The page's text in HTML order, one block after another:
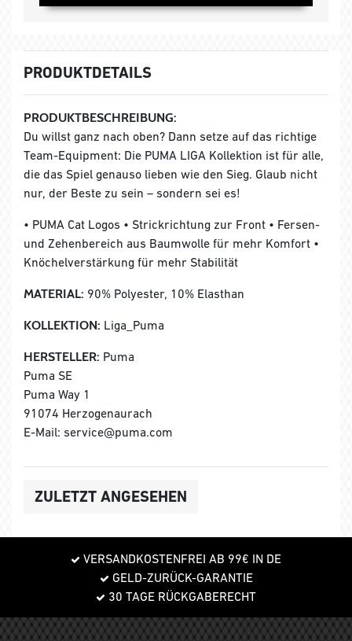
PRODUKTDETAILS
PRODUKTBESCHREIBUNG:
Du willst ganz nach oben? Dann setze auf das richtige
Team-Equipment: Die PUMA LIGA Kollektion ist für alle,
die das Spiel genauso lieben wie den Sieg. Glaub nicht
nur, der Beste zu sein – sondern sei es!
• PUMA Cat Logos • Strickrichtung zur Front • Fersen-
und Zehenbereich aus Baumwolle für mehr Komfort •
Knöchelverstärkung für mehr Stabilität
MATERIAL: 90% Polyester, 10% Elasthan
KOLLEKTION: Liga_Puma
HERSTELLER: Puma
Puma SE
Puma Way 1
91074 Herzogenaurach
E-Mail: service@puma.com
ZULETZT ANGESEHEN
VERSANDKOSTENFREI AB 99€ IN DE
GELD-ZURÜCK-GARANTIE
30 TAGE RÜCKGABERECHT